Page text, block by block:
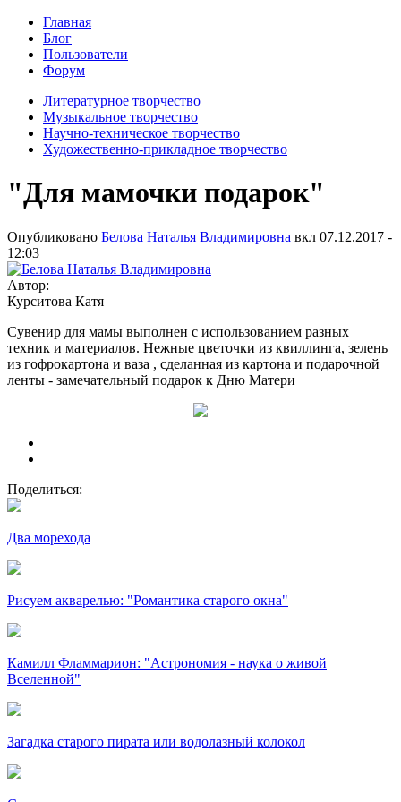
Главная
Блог
Пользователи
Форум
Литературное творчество
Музыкальное творчество
Научно-техническое творчество
Художественно-прикладное творчество
"Для мамочки подарок"
Опубликовано Белова Наталья Владимировна вкл 07.12.2017 -
12:03
Автор:
Курситова Катя
Сувенир для мамы выполнен с использованием разных
техник и материалов. Нежные цветочки из квиллинга, зелень
из гофрокартона и ваза , сделанная из картона и подарочной
ленты - замечательный подарок к Дню Матери
Поделиться:
Два морехода
Рисуем акварелью: "Романтика старого окна"
Камилл Фламмарион: "Астрономия - наука о живой
Вселенной"
Загадка старого пирата или водолазный колокол